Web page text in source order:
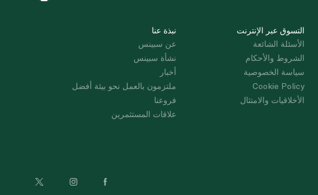
نبذة عنا
عن سبينس
نشأة سبينس
أخبار
ملتزمون بالعمل نحو بيئة أفضل
فروعنا
علاقات المستثمرين
التسوق عبر الإنترنت
الأسئلة الشائعة
الشروط والأحكام
سياسة الخصوصية
Cookie Policy
الأخلاقيات والامتثال